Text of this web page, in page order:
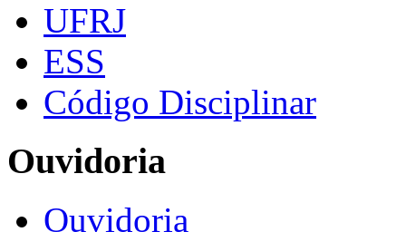
UFRJ
ESS
Código Disciplinar
Ouvidoria
Ouvidoria